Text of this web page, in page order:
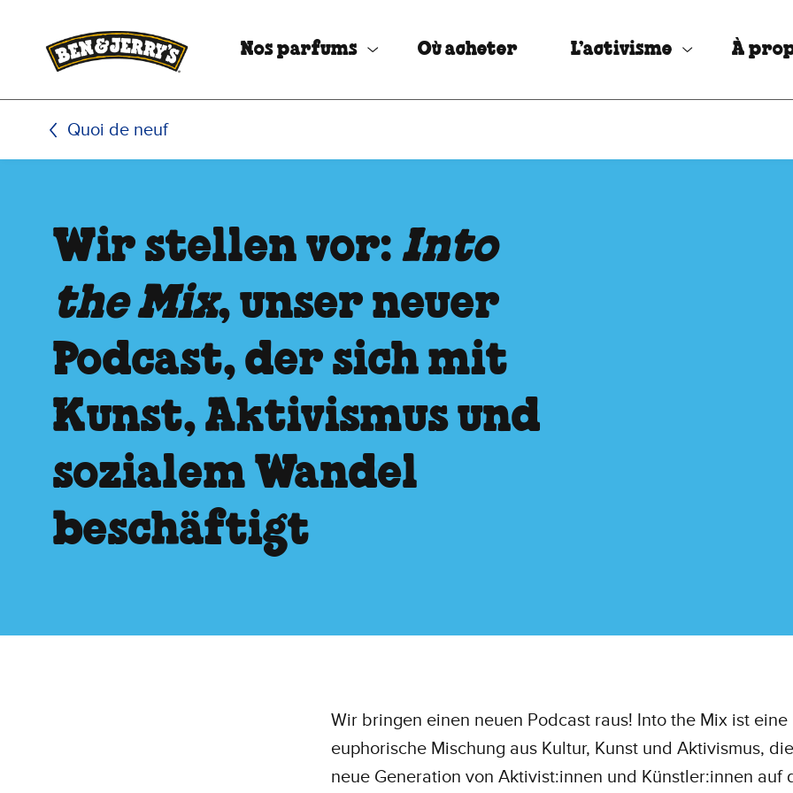
Nos parfums Où acheter L’activisme À
Quoi de neuf
Wir stellen vor: Into
the Mix, unser neuer
Podcast, der sich mit
Kunst, Aktivismus und
sozialem Wandel
beschäftigt
Wir bringen einen neuen Podcast raus! Into the Mix ist eine
euphorische Mischung aus Kultur, Kunst und Aktivismus,
neue Generation von Aktivist:innen und Künstler:innen auf